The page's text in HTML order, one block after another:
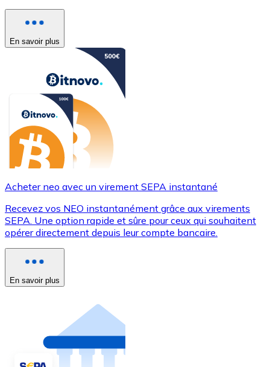
En savoir plus
Acheter neo avec un virement SEPA instantané
Recevez vos NEO instantanément grâce aux virements
SEPA. Une option rapide et sûre pour ceux qui souhaitent
opérer directement depuis leur compte bancaire.
En savoir plus